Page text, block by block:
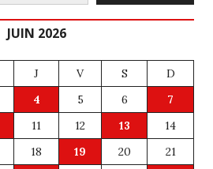
JUIN 2026
J V S
D
4 5 6
7
11 12 13
14
18 19 20
21